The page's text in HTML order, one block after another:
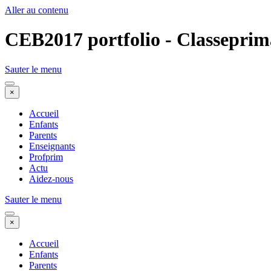
Aller au contenu
CEB2017 portfolio -
Sauter le menu
×
Accueil
Enfants
Parents
Enseignants
Profprim
Actu
Aidez-nous
Sauter le menu
×
Accueil
Enfants
Parents